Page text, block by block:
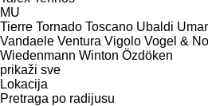
MU
Tierre Tornado Toscano Ubaldi
Vandaele Ventura Vigolo Vogel &
Wiedenmann Winton Özdöken
prikaži sve
Lokacija
Pretraga po radijusu